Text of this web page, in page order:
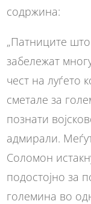
содржина:
„Патниците
забележат
чест на луѓето
сметале за
познати
адмирали.
Соломон
подостојно за
големина во